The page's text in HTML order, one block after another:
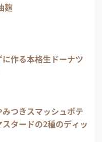
麹
作る本格生ドーナツ
つきスマッシュポテ
スタードの2種のディッ